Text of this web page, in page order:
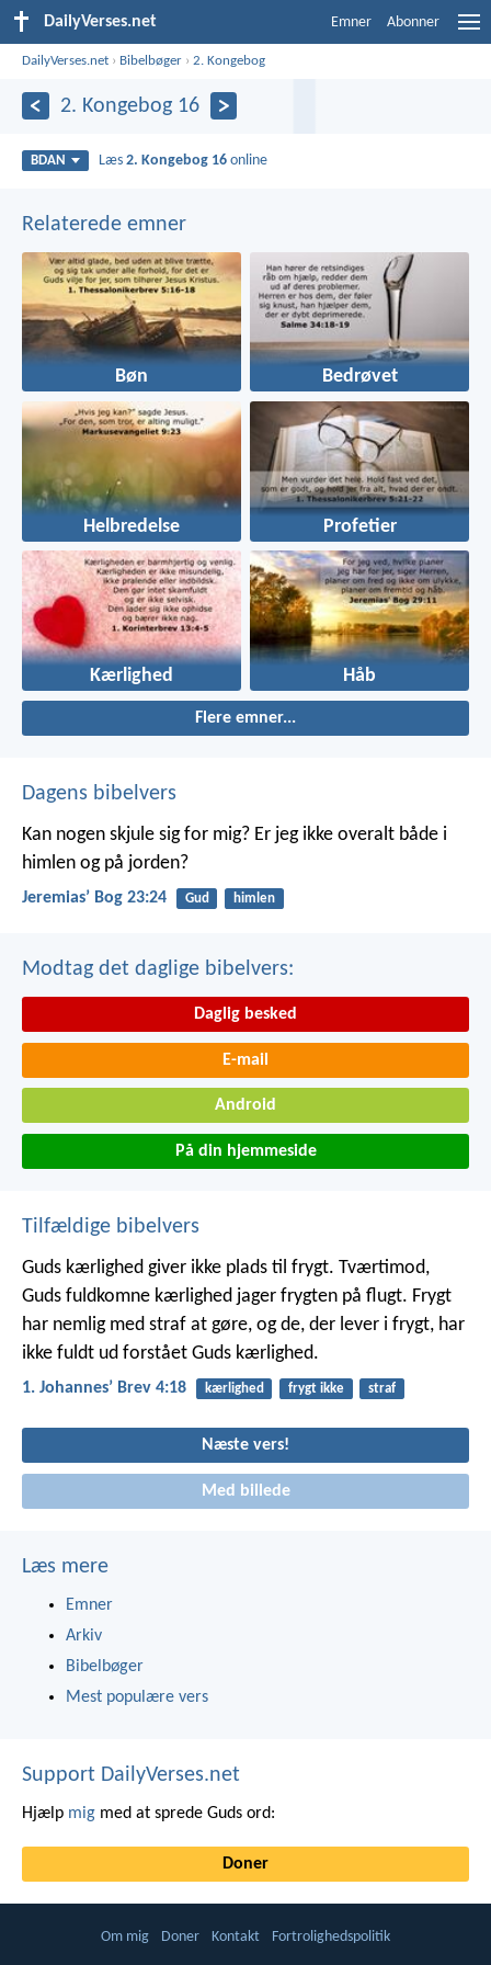
DailyVerses.net Emner Abonner
DailyVerses.net › Bibelbøger ›2. Kongebog
2. Kongebog 16
BDAN Læs2. Kongebog 16 online
Relaterede emner
Bøn Bedrøvet
Helbredelse Profetier
Kærlighed Håb
Flere emner...
Dagens bibelvers
Kan nogen skjule sig for mig? Er jeg ikke overalt både i
himlen og på jorden?
Jeremiasʼ Bog 23:24 Gud himlen
Modtag det daglige bibelvers:
Daglig besked
E-mail
Android
På din hjemmeside
Tilfældige bibelvers
Guds kærlighed giver ikke plads til frygt. Tværtimod,
Guds fuldkomne kærlighed jager frygten på flugt. Frygt
har nemlig med straf at gøre, og de, der lever i frygt, har
ikke fuldt ud forstået Guds kærlighed.
1. Johannesʼ Brev 4:18 kærlighed frygt ikke straf
Næste vers!
Med billede
Læs mere
Emner
Arkiv
Bibelbøger
Mest populære vers
Support DailyVerses.net
Hjælp mig med at sprede Guds ord:
Doner
Om mig Doner Kontakt Fortrolighedspolitik